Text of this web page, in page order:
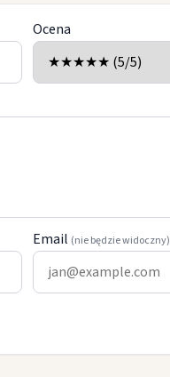
Ocena
Email (nie będzie widoczny)